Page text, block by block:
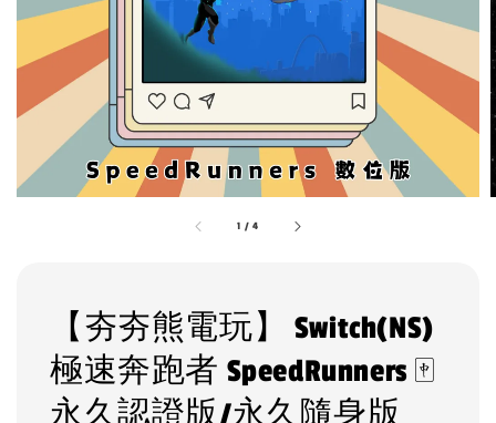
1 /4
【夯夯熊電玩】 Switch(NS)
極速奔跑者 SpeedRunners 🀄
永久認證版/永久隨身版